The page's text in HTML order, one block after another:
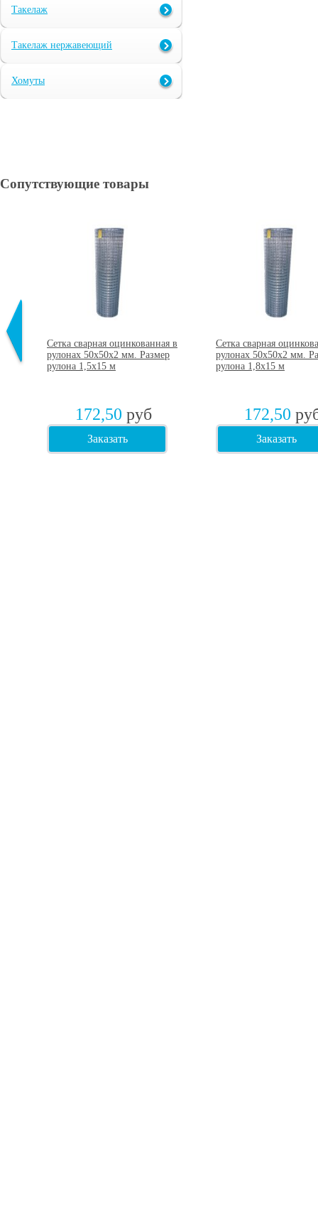
Такелаж
Такелаж нержавеющий
Хомуты
Сопутствующие товары
Сетка сварная оцинкованная в
рулонах 50х50х2 мм. Размер
рулона 1,5х15 м
172,50 руб
Заказать
Сетка сварная
рулонах 50х50х2 мм.
рулона 1,8х15 м
172,50
Заказать